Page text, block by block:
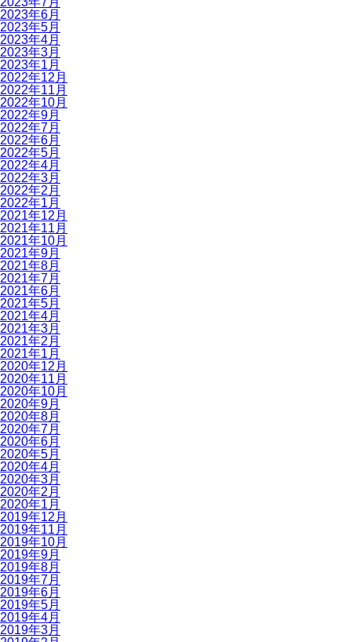
2023年6月
2023年5月
2023年4月
2023年3月
2023年1月
2022年12月
2022年11月
2022年10月
2022年9月
2022年7月
2022年6月
2022年5月
2022年4月
2022年3月
2022年2月
2022年1月
2021年12月
2021年11月
2021年10月
2021年9月
2021年8月
2021年7月
2021年6月
2021年5月
2021年4月
2021年3月
2021年2月
2021年1月
2020年12月
2020年11月
2020年10月
2020年9月
2020年8月
2020年7月
2020年6月
2020年5月
2020年4月
2020年3月
2020年2月
2020年1月
2019年12月
2019年11月
2019年10月
2019年9月
2019年8月
2019年7月
2019年6月
2019年5月
2019年4月
2019年3月